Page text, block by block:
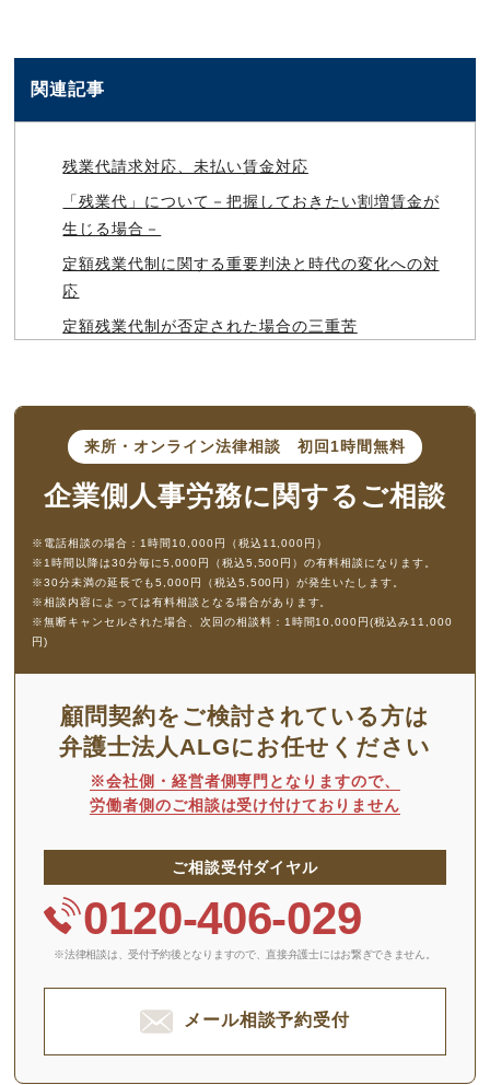
関連記事
残業代請求対応、未払い賃金対応
「残業代」について－把握しておきたい割増賃金が
生じる場合－
定額残業代制に関する重要判決と時代の変化への対
応
定額残業代制が否定された場合の三重苦
管理職と残業代請求－管理監督者とは
残業許可制でダラダラ残業を防ぐ！
来所・オンライン法律相談 初回1時間無料
企業側人事労務に 関するご相談
※電話相談の場合：1時間10,000円（税込11,000円）
※1時間以降は30分毎に5,000円（税込5,500円）の有料相談になります。
※30分未満の延長でも5,000円（税込5,500円）が発生いたします。
※相談内容によっては有料相談となる場合があります。
※無断キャンセルされた場合、次回の相談料：1時間10,000円(税込み11,000
円)
顧問契約をご検討されている方は
弁護士法人ALGにお任せください
※会社側・経営者側専門となりますので、
労働者側のご相談は受け付けておりません
ご相談受付ダイヤル
0120-406-029
※法律相談は、受付予約後となりますので、 直接弁護士にはお繋ぎできません。
メール相談予約受付